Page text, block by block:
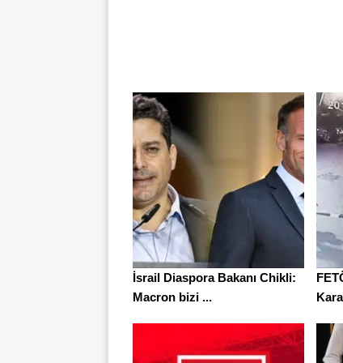
İsrail Diaspora Bakanı Chikli:
Macron bizi ...